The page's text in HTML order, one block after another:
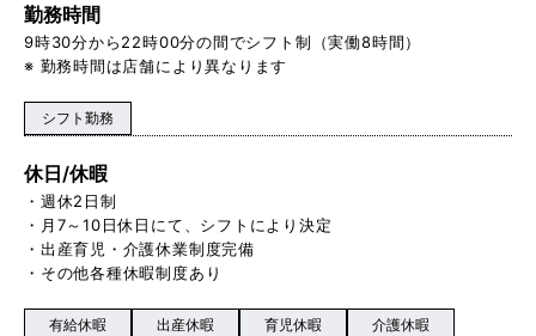
勤務時間
9時30分から22時00分の間でシフト制（実働8時間）
※ 勤務時間は店舗により異なります
シフト勤務
休日/休暇
・週休2日制
・月7～10日休日にて、シフトにより決定
・出産育児・介護休業制度完備
・その他各種休暇制度あり
有給休暇 出産休暇 育児休暇 介護休暇